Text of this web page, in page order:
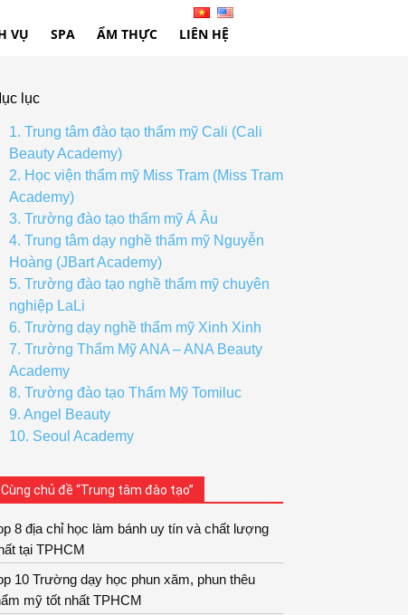
VỤ SPA ẨM THỰC LIÊN HỆ
lục
1. Trung tâm đào tạo thẩm mỹ Cali (Cali
Beauty Academy)
2. Học viện thẩm mỹ Miss Tram (Miss Tram
Academy)
3. Trường đào tạo thẩm mỹ Á Âu
4. Trung tâm dạy nghề thẩm mỹ Nguyễn
Hoàng (JBart Academy)
5. Trường đào tạo nghề thẩm mỹ chuyên
nghiệp LaLi
6. Trường dạy nghề thẩm mỹ Xinh Xinh
7. Trường Thẩm Mỹ ANA – ANA Beauty
Academy
8. Trường đào tạo Thẩm Mỹ Tomiluc
9. Angel Beauty
10. Seoul Academy
Cùng chủ đề “Trung tâm đào tạo”
8 địa chỉ học làm bánh uy tín và chất lượng
tại TPHCM
10 Trường dạy học phun xăm, phun thêu
mỹ tốt nhất TPHCM